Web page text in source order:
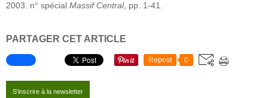
2003. n° spécial Massif Central, pp. 1-41.
PARTAGER CET ARTICLE
Repost 0
S'inscrire à la newsletter